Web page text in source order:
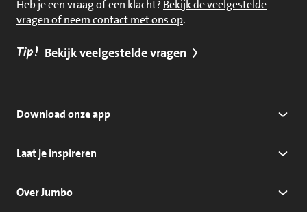
Heb je een vraag of een klacht? Bekijk de veelgestelde
vragen of neem contact met ons op.
Tip! Bekijk veelgestelde vragen
Download onze app
Laat je inspireren
Over Jumbo